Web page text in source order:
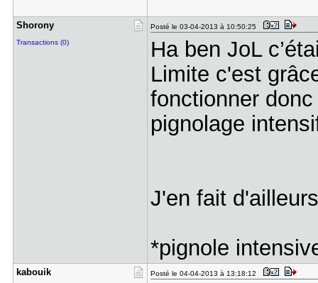
Shorony
Transactions (0)
Posté le 03-04-2013 à 10:50:25
Ha ben JoL
Limite c'est
fonctionner
pignolage
J'en fait
*pignole
kabouik Posté le 04-04-2013 à 13:18:12